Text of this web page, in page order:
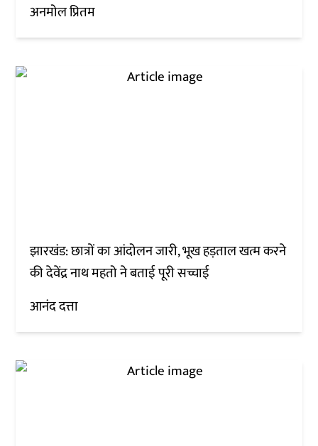
अनमोल प्रितम
झारखंड: छात्रों का आंदोलन जारी, भूख हड़ताल खत्म करने
की देवेंद्र नाथ महतो ने बताई पूरी सच्चाई
आनंद दत्ता